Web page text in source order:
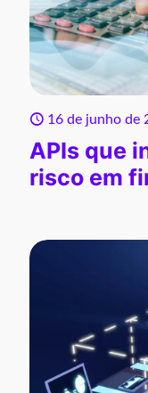
16 de junho de
APIs que
risco em